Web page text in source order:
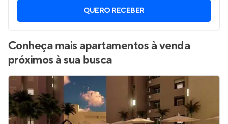
QUERO RECEBER
Conheça mais apartamentos à venda
próximos à sua busca